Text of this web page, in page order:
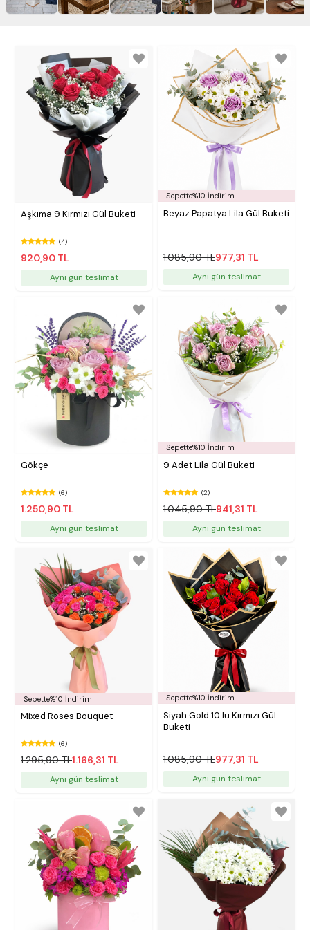
Aşkıma 9 Kırmızı Gül Buketi
(4)
920,90 TL
Aynı gün teslimat
Sepette%10 İndirim
Beyaz Papatya Lila Gül Buketi
1.085,90 TL977,31 TL
Aynı gün teslimat
Gökçe
(6)
1.250,90 TL
Aynı gün teslimat
Sepette%10 İndirim
9 Adet Lila Gül Buketi
(2)
1.045,90 TL941,31 TL
Aynı gün teslimat
Sepette%10 İndirim
Mixed Roses Bouquet
(6)
1.295,90 TL1.166,31 TL
Aynı gün teslimat
Sepette%10 İndirim
Siyah Gold 10 lu Kırmızı Gül
Buketi
1.085,90 TL977,31 TL
Aynı gün teslimat